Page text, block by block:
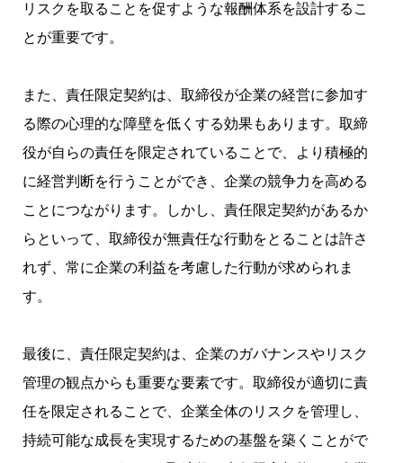
リスクを取ることを促すような報酬体系を設計するこ
とが重要です。
また、責任限定契約は、取締役が企業の経営に参加す
る際の心理的な障壁を低くする効果もあります。取締
役が自らの責任を限定されていることで、より積極的
に経営判断を行うことができ、企業の競争力を高める
ことにつながります。しかし、責任限定契約があるか
らといって、取締役が無責任な行動をとることは許さ
れず、常に企業の利益を考慮した行動が求められま
す。
最後に、責任限定契約は、企業のガバナンスやリスク
管理の観点からも重要な要素です。取締役が適切に責
任を限定されることで、企業全体のリスクを管理し、
持続可能な成長を実現するための基盤を築くことがで